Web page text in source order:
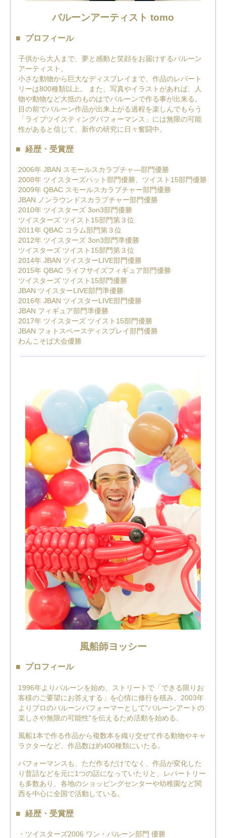
バルーンアーティスト tomo
プロフィール
子供から大人まで、夢と感動と笑顔をお届けするバルーン
アーティスト。
小さな動物から巨大なディスプレイまで、作品のレパート
リーは800種類以上。 また、写真やイラストがあれば、人
物や動物など大抵のものはでバルーンで作る事が出来る。
目の前でバルーン作品が出来上がる過程を楽しんでもらう
「ライブツイスティングパフォーマンス」には無限の可能
性があると信じて、新作の研究に日々奮闘中。
経歴・受賞歴
2006年 JBAN スモールスカラプチャ―部門優勝
2008年 ツイスターズハット部門優勝、ツイスト15部門優勝
2009年 QBAC スモールスカラプチャー部門優勝
JBAN ノンラウンドスカラプチャー部門優勝
2010年 ツイスターズ 3on3部門優勝
ツイスターズ ツイスト15部門第３位
2011年 QBAC コラム部門第３位
2012年 ツイスターズ 3on3部門準優勝
ツイスターズ ツイスト15部門第３位
2014年 JBAN ツイスターLIVE部門優勝
2015年 QBAC ライフサイズフィギュア部門優勝
ツイスターズ ツイスト15部門優勝
JBAN ツイスターLIVE部門準優勝
2016年 JBAN ツイスターLIVE部門優勝
JBAN フィギュア部門準優勝
2017年 ツイスターズ ツイスト15部門優勝
JBAN フォトスペースディスプレイ部門優勝
わんこそば大会優勝
風船師ヨッシー
プロフィール
1996年よりバルーンを始め、ストリートで「できる限りお
客様のご要望にお答えする」を心情に修行を積み、2003年
よりプロのバルーンパフォーマーとして"バルーンアートの
楽しさや無限の可能性"を伝えるため活動を始める。
風船1本で作る作品から複数本を織り交ぜて作る動物やキャ
ラクターなど、作品数は約400種類にいたる。
パフォーマンスも、ただ作るだけでなく、作品が変化した
り昔話などを元に1つの話になっていたりと、レパートリー
も多数あり、各地のショッピングセンターや幼稚園など関
西を中心に全国で活動している。
経歴・受賞歴
・ツイスターズ2006 ワン・バルーン部門 優勝